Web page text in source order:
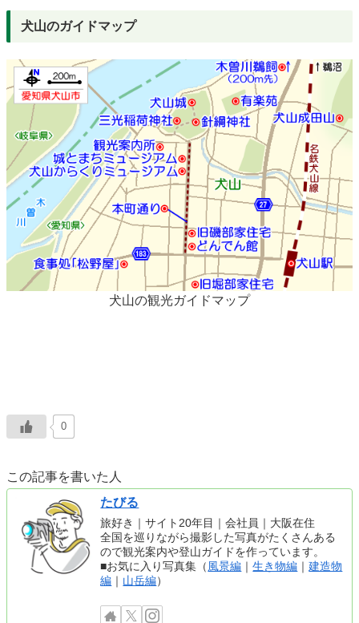
犬山のガイドマップ
犬山の観光ガイドマップ
0
この記事を書いた人
たびる
旅好き｜サイト20年目｜会社員｜大阪在住
全国を巡りながら撮影した写真がたくさんある
ので観光案内や登山ガイドを作っています。
■お気に入り写真集（風景編 ｜生き物編 ｜建造物
編 ｜ 山岳編）